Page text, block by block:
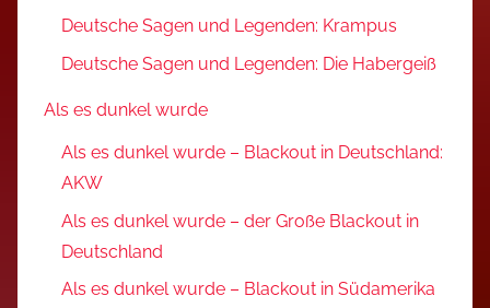
Deutsche Sagen und Legenden: Krampus
Deutsche Sagen und Legenden: Die Habergeiß
Als es dunkel wurde
Als es dunkel wurde – Blackout in Deutschland:
AKW
Als es dunkel wurde – der Große Blackout in
Deutschland
Als es dunkel wurde – Blackout in Südamerika